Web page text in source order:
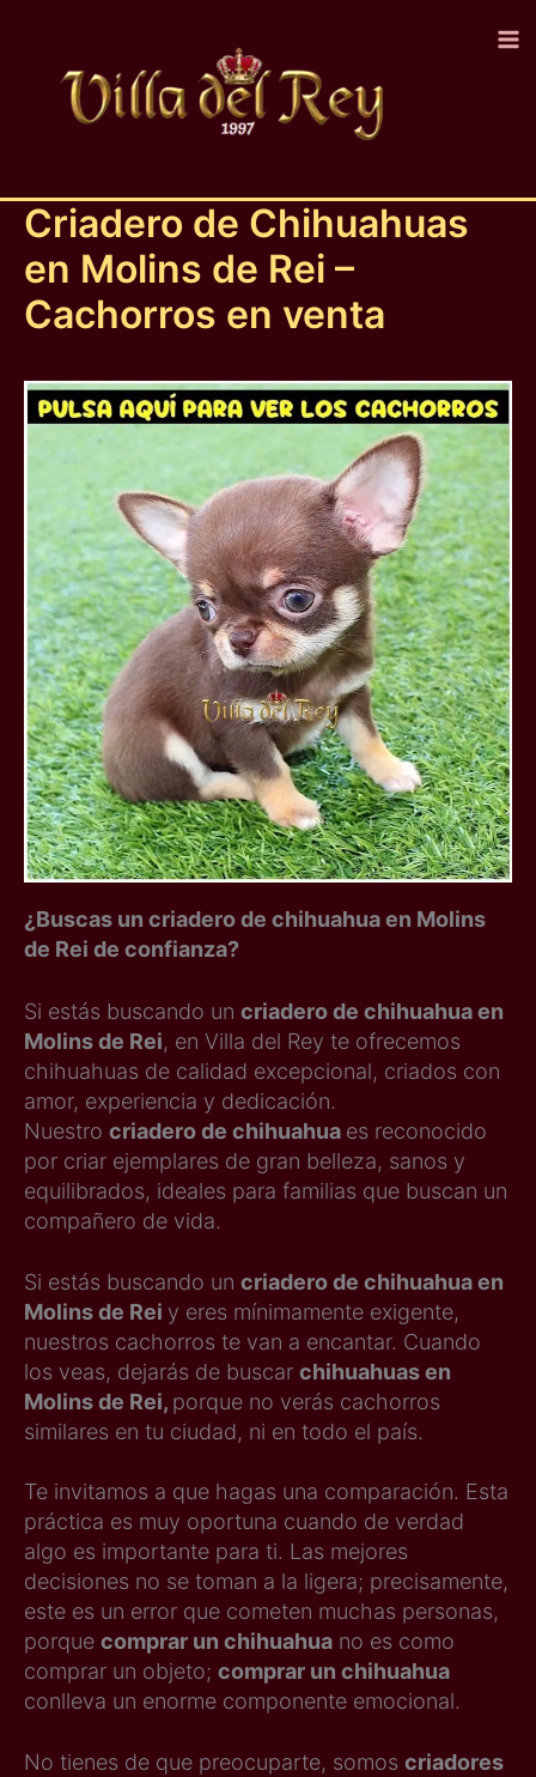
contenido
Criadero de Chihuahuas
en Molins de Rei –
Cachorros en venta
¿Buscas un criadero de chihuahua en Molins
de Rei de confianza?
Si estás buscando un criadero de chihuahua en
Molins de Rei, en Villa del Rey te ofrecemos
chihuahuas de calidad excepcional, criados con
amor, experiencia y dedicación.
Nuestro criadero de chihuahua es reconocido
por criar ejemplares de gran belleza, sanos y
equilibrados, ideales para familias que buscan un
compañero de vida.
Si estás buscando un criadero de chihuahua en
Molins de Rei y eres mínimamente exigente,
nuestros cachorros te van a encantar. Cuando
los veas, dejarás de buscar chihuahuas en
Molins de Rei, porque no verás cachorros
similares en tu ciudad, ni en todo el país.
Te invitamos a que hagas una comparación. Esta
práctica es muy oportuna cuando de verdad
algo es importante para ti. Las mejores
decisiones no se toman a la ligera; precisamente,
este es un error que cometen muchas personas,
porque comprar un chihuahua no es como
comprar un objeto; comprar un chihuahua
conlleva un enorme componente emocional.
No tienes de que preocuparte, somos criadores